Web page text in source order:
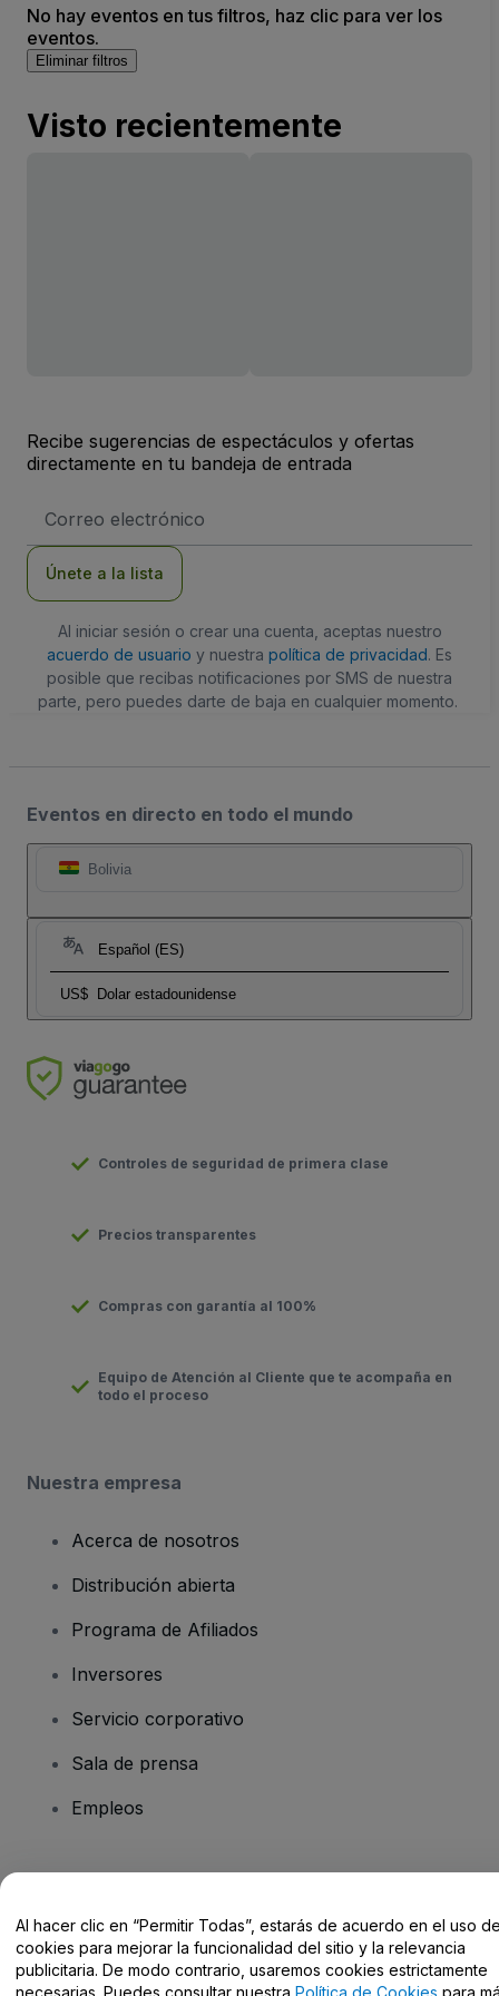
No hay eventos en tus filtros, haz clic para ver los
eventos.
Eliminar filtros
Visto recientemente
Recibe sugerencias de espectáculos y ofertas
directamente en tu bandeja de entrada
de
Únete a la lista
Al iniciar sesión o crear una cuenta, aceptas nuestro
acuerdo de usuario y nuestra política de privacidad. Es
posible que recibas notificaciones por SMS de nuestra
parte, pero puedes darte de baja en cualquier momento.
Eventos en directo en todo el mundo
Bolivia
Español (ES)
US$ Dolar estadounidense
Controles de seguridad de primera clase
Precios transparentes
Compras con garantía al 100%
Equipo de Atención al Cliente que te acompaña en
todo el proceso
Nuestra empresa
Acerca de nosotros
Distribución abierta
Programa de Afiliados
Inversores
Servicio corporativo
Sala de prensa
Empleos
Centro de Ayuda / Contacto
Al hacer clic en “Permitir Todas”, estarás de acuerdo en el uso
cookies para mejorar la funcionalidad del sitio y la relevancia
publicitaria. De modo contrario, usaremos cookies estrictamente
necesarias. Puedes consultar nuestra Política de Cookies para